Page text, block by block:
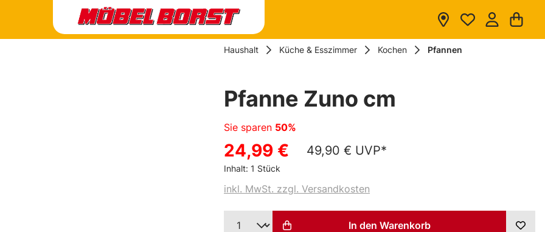
Du hast 0
Haushalt Küche & Esszimmer Kochen Pfannen
Pfanne Zuno cm
Sie sparen 50%
24,99 € 49,90 € UVP*
Inhalt: 1 Stück
inkl. MwSt. zzgl. Versandkosten
Produkt Anzahl: Gib den gewünschten Wert
In den Warenkorb